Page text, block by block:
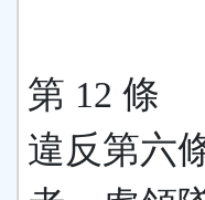
第 12 條
違反第六